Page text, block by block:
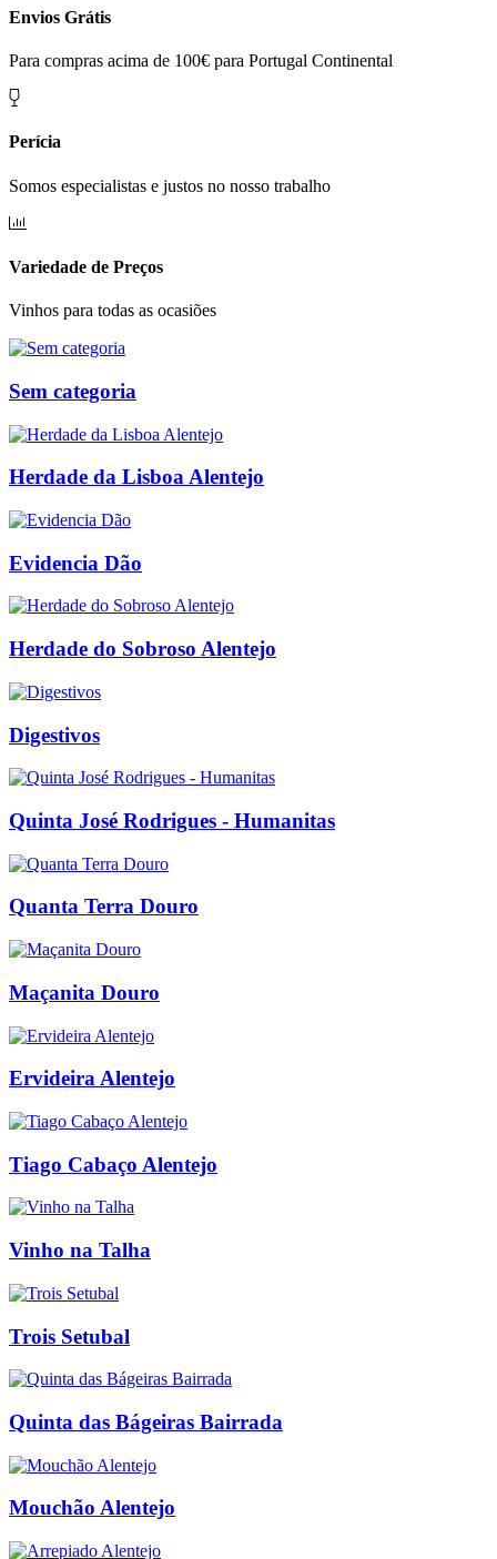
Envios Grátis
Para compras acima de 100€ para Portugal Continental
Perícia
Somos especialistas e justos no nosso trabalho
Variedade de Preços
Vinhos para todas as ocasiões
Sem categoria
Herdade da Lisboa Alentejo
Evidencia Dão
Herdade do Sobroso Alentejo
Digestivos
Quinta José Rodrigues - Humanitas
Quanta Terra Douro
Maçanita Douro
Ervideira Alentejo
Tiago Cabaço Alentejo
Vinho na Talha
Trois Setubal
Quinta das Bágeiras Bairrada
Mouchão Alentejo